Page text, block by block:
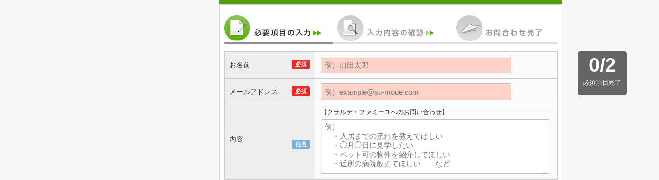
0/2
必須項目完了
必須
お名前
必須
メールアドレス
任意
内容
【クラルテ・ファミーユへのお問い合わせ】